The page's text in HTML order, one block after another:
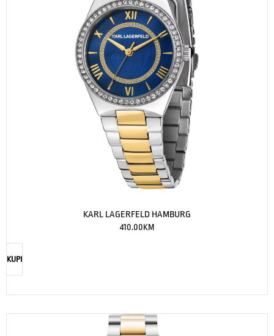
KARL LAGERFELD HAMBURG
410.00KM
KUPI